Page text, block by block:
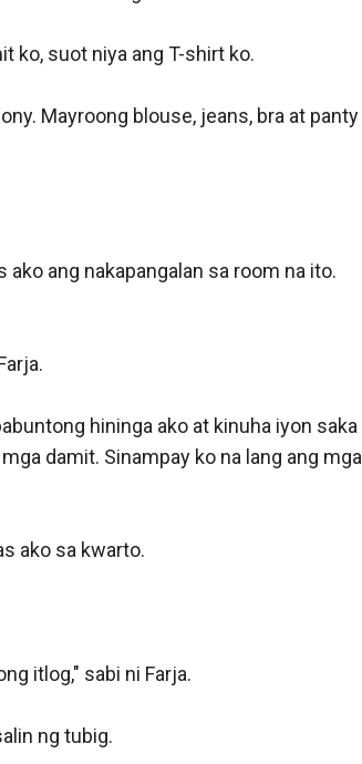
ko, suot niya ang T-shirt ko.
Mayroong blouse, jeans, bra at panty
ang nakapangalan sa room na ito.
hininga ako at kinuha iyon saka
damit. Sinampay ko na lang ang mga
ako sa kwarto.
itlog," sabi ni Farja.
ng tubig.